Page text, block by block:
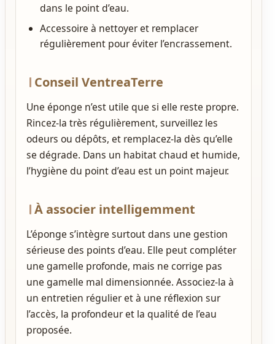
dans le point d’eau.
Accessoire à nettoyer et remplacer
régulièrement pour éviter l’encrassement.
Conseil VentreaTerre
Une éponge n’est utile que si elle reste propre.
Rincez-la très régulièrement, surveillez les
odeurs ou dépôts, et remplacez-la dès qu’elle
se dégrade. Dans un habitat chaud et humide,
l’hygiène du point d’eau est un point majeur.
À associer intelligemment
L’éponge s’intègre surtout dans une gestion
sérieuse des points d’eau. Elle peut compléter
une gamelle profonde, mais ne corrige pas
une gamelle mal dimensionnée. Associez-la à
un entretien régulier et à une réflexion sur
l’accès, la profondeur et la qualité de l’eau
proposée.